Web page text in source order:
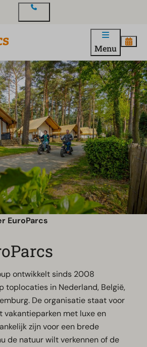
Menu
EuroParcs
ontwikkelt sinds 2008
toplocaties in Nederland, België,
De organisatie staat voor
vakantieparken met luxe en
zijn voor een brede
de natuur wilt verkennen of de